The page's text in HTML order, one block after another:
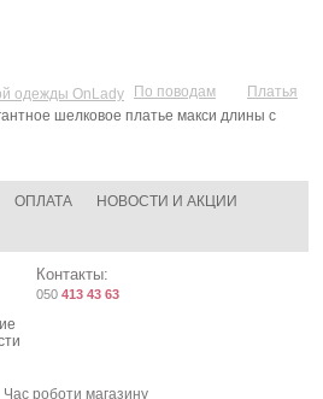
По поводам
Платья
шелковое платье макси длины с
ОПЛАТА
НОВОСТИ И АКЦИИ
Контакты:
050 413 43 63
Час роботи магазину